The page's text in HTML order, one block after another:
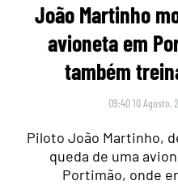
João Martinho
avioneta em
também
09:40 10 Agosto,
Piloto João Martinho,
queda de uma
Portimão, onde